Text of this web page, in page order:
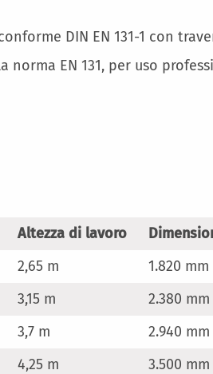
DIN EN 131-1 con
norma EN 131, per uso
Altezza di lavoro
2,65 m 1.820
3,15 m 2.380
3,7 m 2.940
4,25 m 3.500